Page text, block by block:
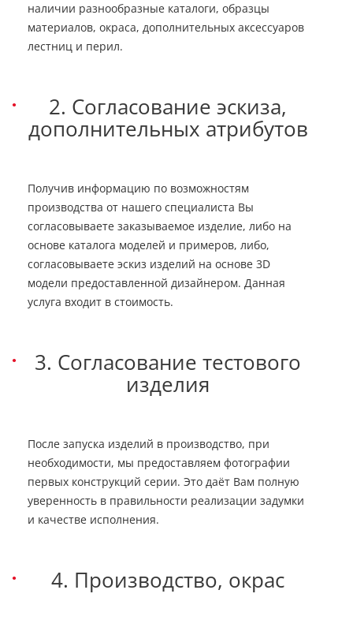
наличии разнообразные каталоги, образцы
материалов, окраса, дополнительных аксессуаров
лестниц и перил.
2. Согласование эскиза,
дополнительных атрибутов
Получив информацию по возможностям
производства от нашего специалиста Вы
согласовываете заказываемое изделие, либо на
основе каталога моделей и примеров, либо,
согласовываете эскиз изделий на основе 3D
модели предоставленной дизайнером. Данная
услуга входит в стоимость.
3. Согласование тестового
изделия
После запуска изделий в производство, при
необходимости, мы предоставляем фотографии
первых конструкций серии. Это даёт Вам полную
уверенность в правильности реализации задумки
и качестве исполнения.
4. Производство, окрас